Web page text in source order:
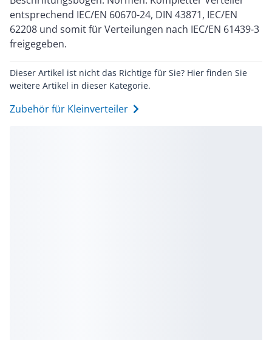
entsprechend IEC/EN 60670-24, DIN 43871, IEC/EN
62208 und somit für Verteilungen nach IEC/EN 61439-3
freigegeben.
Dieser Artikel ist nicht das Richtige für Sie? Hier finden Sie
weitere Artikel in dieser Kategorie.
Zubehör für Kleinverteiler